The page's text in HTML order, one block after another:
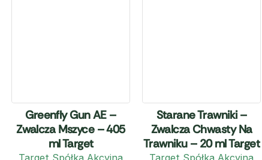
Greenfly Gun AE –
Zwalcza Mszyce – 405
ml Target
Starane Trawniki –
Zwalcza Chwasty Na
Trawniku – 20 ml Target